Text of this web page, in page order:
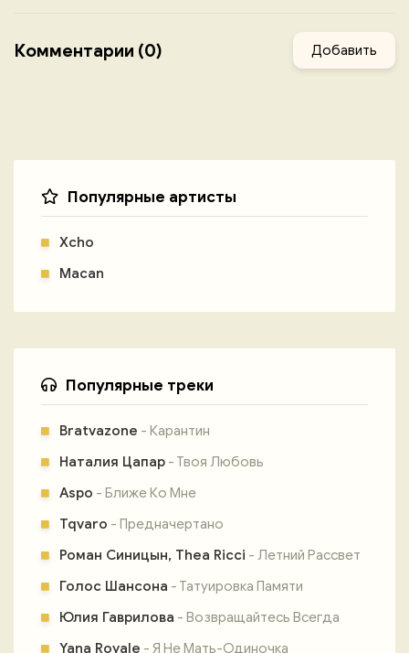
Комментарии (0) Добавить
Популярные артисты
Xcho
Macan
Популярные треки
Bratvazone - Карантин
Наталия Цапар - Твоя Любовь
Aspo - Ближе Ко Мне
Tqvaro - Предначертано
Роман Синицын, Thea Ricci - Летний Рассвет
Голос Шансона - Татуировка Памяти
Юлия Гаврилова - Возвращайтесь Всегда
Yana Royale - Я Не Мать-Одиночка